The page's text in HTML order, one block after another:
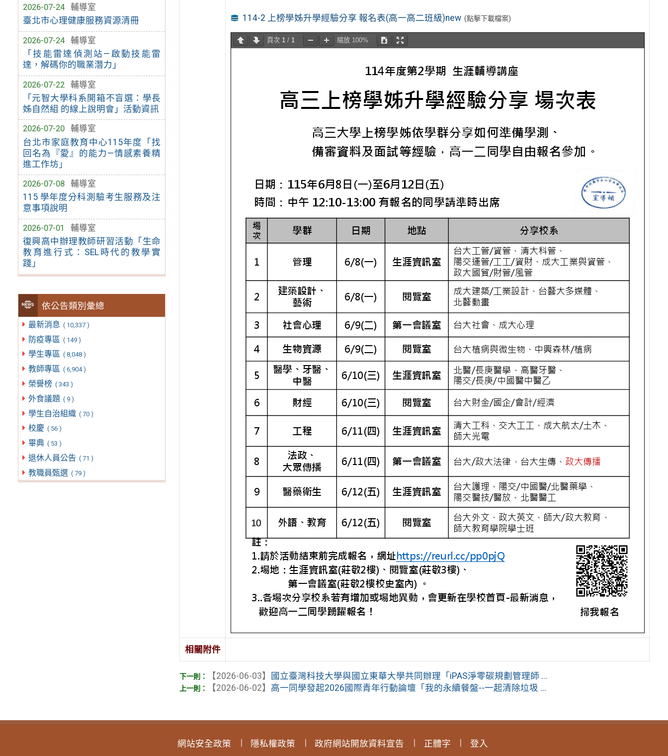
2026-07-24
輔導室
臺北市心理健康服務資源清冊
2026-07-24
輔導室
「技能雷達偵測站—啟動技能雷
達，解碼你的職業潛力」
2026-07-22
輔導室
「元智大學科系開箱不盲選：學長
姊自然組 的線上說明會」活動資訊
2026-07-20
輔導室
台北市家庭教育中心115年度「找
回名為『愛』的能力—情感素養精
進工作坊」
2026-07-08
輔導室
115 學年度分科測驗考生服務及注
意事項說明
2026-07-01
輔導室
復興高中辦理教師研習活動「生命
教育進行式：SEL時代的教學實
踐」
依公告類別彙總
最新消息 ( 10,337 )
防疫專區 ( 149 )
學生專區 ( 8,048 )
教師專區 ( 6,904 )
榮譽榜 ( 343 )
外食議題 ( 9 )
學生自治組織 ( 70 )
校慶 ( 56 )
畢典 ( 53 )
退休人員公告 ( 71 )
教職員甄選 ( 79 )
114-2 上榜學姊升學經驗分享 報名表(高一高二班級)new (點擊下載檔案)
頁次 1 / 1 縮放 100%
相關附件
【2026-06-03】
國立臺灣科技大學與國立東華大學共同辦理「iPAS淨零碳規劃管理師 ...
【2026-06-02】 高一同學發起2026國際青年行動論壇「我的永續餐盤--一起清除垃圾 ...
網站安全政策 隱私權政策 政府網站開放資料宣告 正體字 登入